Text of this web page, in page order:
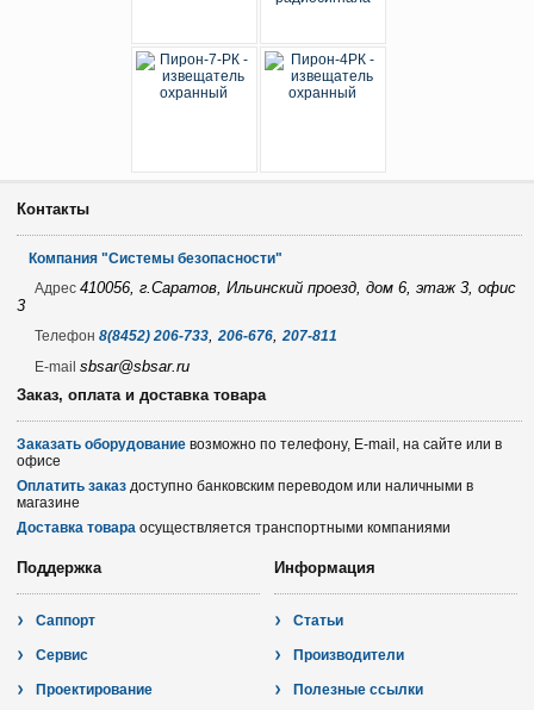
Контакты
Компания "Системы безопасности"
Адрес 410056, г.Саратов, Ильинский проезд, дом 6, этаж 3, офис
3
Телефон 8(8452) 206-733,206-676,207-811
E-mail sbsar@sbsar.ru
Заказ, оплата и доставка товара
Заказать оборудование возможно по телефону, E-mail, на сайте или в
офисе
Оплатить заказ доступно банковским переводом или наличными в
магазине
Доставка товара осуществляется транспортными компаниями
Поддержка
Саппорт
Сервис
Проектирование
Информация
Статьи
Производители
Полезные ссылки